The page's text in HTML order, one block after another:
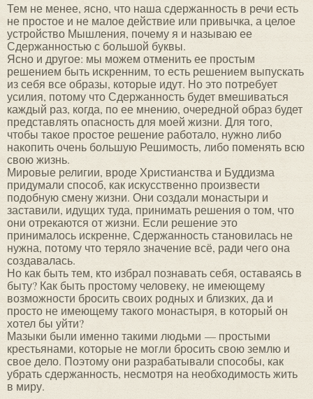
Тем не менее, ясно, что наша сдержанность в речи есть
не простое и не малое действие или привычка, а целое
устройство Мышления, почему я и называю ее
Сдержанностью с большой буквы.
Ясно и другое: мы можем отменить ее простым
решением быть искренним, то есть решением выпускать
из себя все образы, которые идут. Но это потребует
усилия, потому что Сдержанность будет вмешиваться
каждый раз, когда, по ее мнению, очередной образ будет
представлять опасность для моей жизни. Для того,
чтобы такое простое решение работало, нужно либо
накопить очень большую Решимость, либо поменять всю
свою жизнь.
Мировые религии, вроде Христианства и Буддизма
придумали способ, как искусственно произвести
подобную смену жизни. Они создали монастыри и
заставили, идущих туда, принимать решения о том, что
они отрекаются от жизни. Если решение это
принималось искренне, Сдержанность становилась не
нужна, потому что теряло значение всё, ради чего она
создавалась.
Но как быть тем, кто избрал познавать себя, оставаясь в
быту? Как быть простому человеку, не имеющему
возможности бросить своих родных и близких, да и
просто не имеющему такого монастыря, в который он
хотел бы уйти?
Мазыки были именно такими людьми — простыми
крестьянами, которые не могли бросить свою землю и
свое дело. Поэтому они разрабатывали способы, как
убрать сдержанность, несмотря на необходимость жить
в миру.